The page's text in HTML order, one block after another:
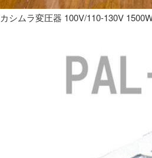
カシムラ変圧器 100V/110-130V